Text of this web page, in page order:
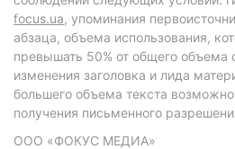
focus.ua, упоминания
абзаца, объема использования,
превышать 50% от общего объема
изменения заголовка и лида
большего объема текста
получения письменного
ООО «ФОКУС МЕДИА»